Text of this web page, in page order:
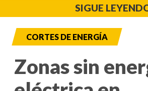
SIGUE
CORTES DE ENERGÍA
Zonas sin